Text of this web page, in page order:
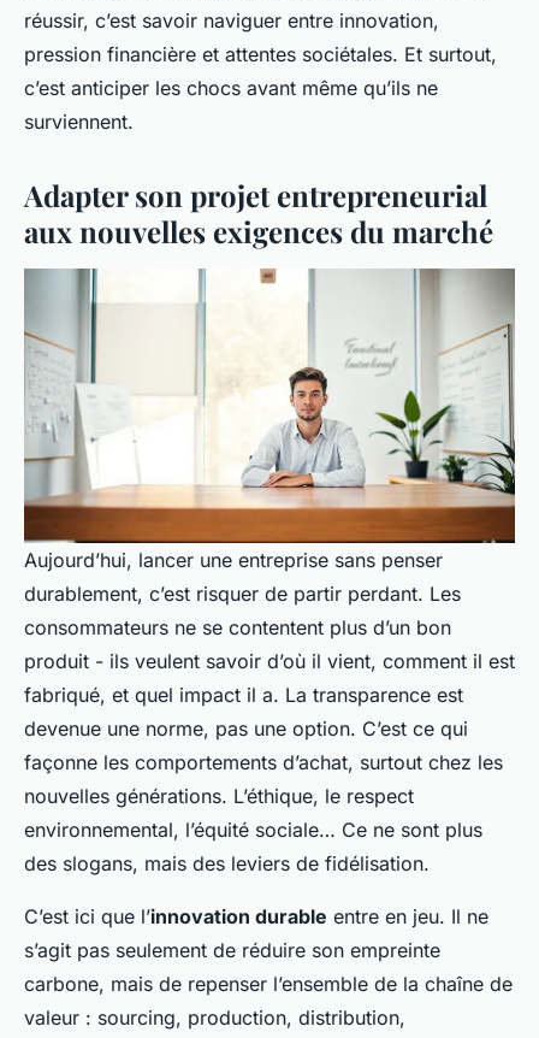
réussir, c’est savoir naviguer entre innovation,
pression financière et attentes sociétales. Et surtout,
c’est anticiper les chocs avant même qu’ils ne
surviennent.
Adapter son projet entrepreneurial
aux nouvelles exigences du marché
Aujourd’hui, lancer une entreprise sans penser
durablement, c’est risquer de partir perdant. Les
consommateurs ne se contentent plus d’un bon
produit - ils veulent savoir d’où il vient, comment il est
fabriqué, et quel impact il a. La transparence est
devenue une norme, pas une option. C’est ce qui
façonne les comportements d’achat, surtout chez les
nouvelles générations. L’éthique, le respect
environnemental, l’équité sociale… Ce ne sont plus
des slogans, mais des leviers de fidélisation.
C’est ici que l’innovation durable entre en jeu. Il ne
s’agit pas seulement de réduire son empreinte
carbone, mais de repenser l’ensemble de la chaîne de
valeur : sourcing, production, distribution,